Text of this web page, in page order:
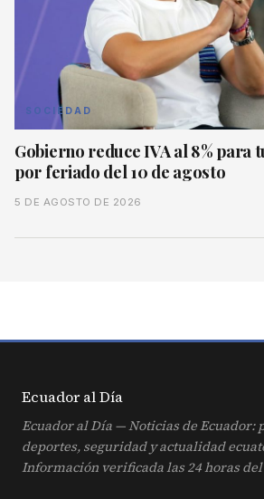
SOCIEDAD
Gobierno reduce IVA al 8%
por feriado del 10 de agosto
5 DE AGOSTO DE 2026
Ecuador alDía
Ecuador al Día — Noticias de Ecuador:
deportes, seguridad y actualidad
Información verificada las 24 horas